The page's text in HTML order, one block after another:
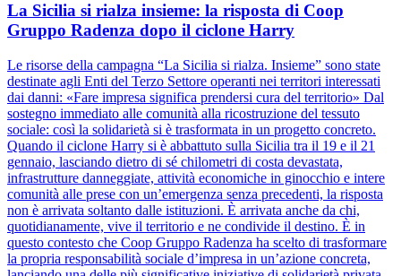
La Sicilia si rialza insieme: la risposta di Coop
Gruppo Radenza dopo il ciclone Harry
Le risorse della campagna “La Sicilia si rialza. Insieme” sono state
destinate agli Enti del Terzo Settore operanti nei territori interessati
dai danni: «Fare impresa significa prendersi cura del territorio» Dal
sostegno immediato alle comunità alla ricostruzione del tessuto
sociale: così la solidarietà si è trasformata in un progetto concreto.
Quando il ciclone Harry si è abbattuto sulla Sicilia tra il 19 e il 21
gennaio, lasciando dietro di sé chilometri di costa devastata,
infrastrutture danneggiate, attività economiche in ginocchio e intere
comunità alle prese con un’emergenza senza precedenti, la risposta
non è arrivata soltanto dalle istituzioni. È arrivata anche da chi,
quotidianamente, vive il territorio e ne condivide il destino. È in
questo contesto che Coop Gruppo Radenza ha scelto di trasformare
la propria responsabilità sociale d’impresa in un’azione concreta,